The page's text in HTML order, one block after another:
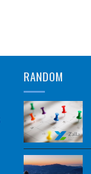
RANDOM